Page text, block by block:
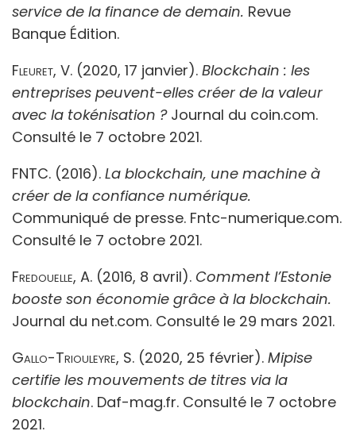
service de la finance de demain. Revue
Banque Édition.
Fleuret, V. (2020, 17 janvier). Blockchain : les
entreprises peuvent-elles créer de la valeur
avec la tokénisation ?Journal du coin.com.
Consulté le 7 octobre 2021.
FNTC. (2016). La blockchain, une machine à
créer de la confiance numérique.
Communiqué de presse. Fntc-numerique.com.
Consulté le 7 octobre 2021.
Fredouelle, A. (2016, 8 avril). Comment l’Estonie
booste son économie grâce à la blockchain.
Journal du net.com. Consulté le 29 mars 2021.
Gallo-Triouleyre, S. (2020, 25 février). Mipise
certifie les mouvements de titres via la
blockchain. Daf-mag.fr. Consulté le 7 octobre
2021.